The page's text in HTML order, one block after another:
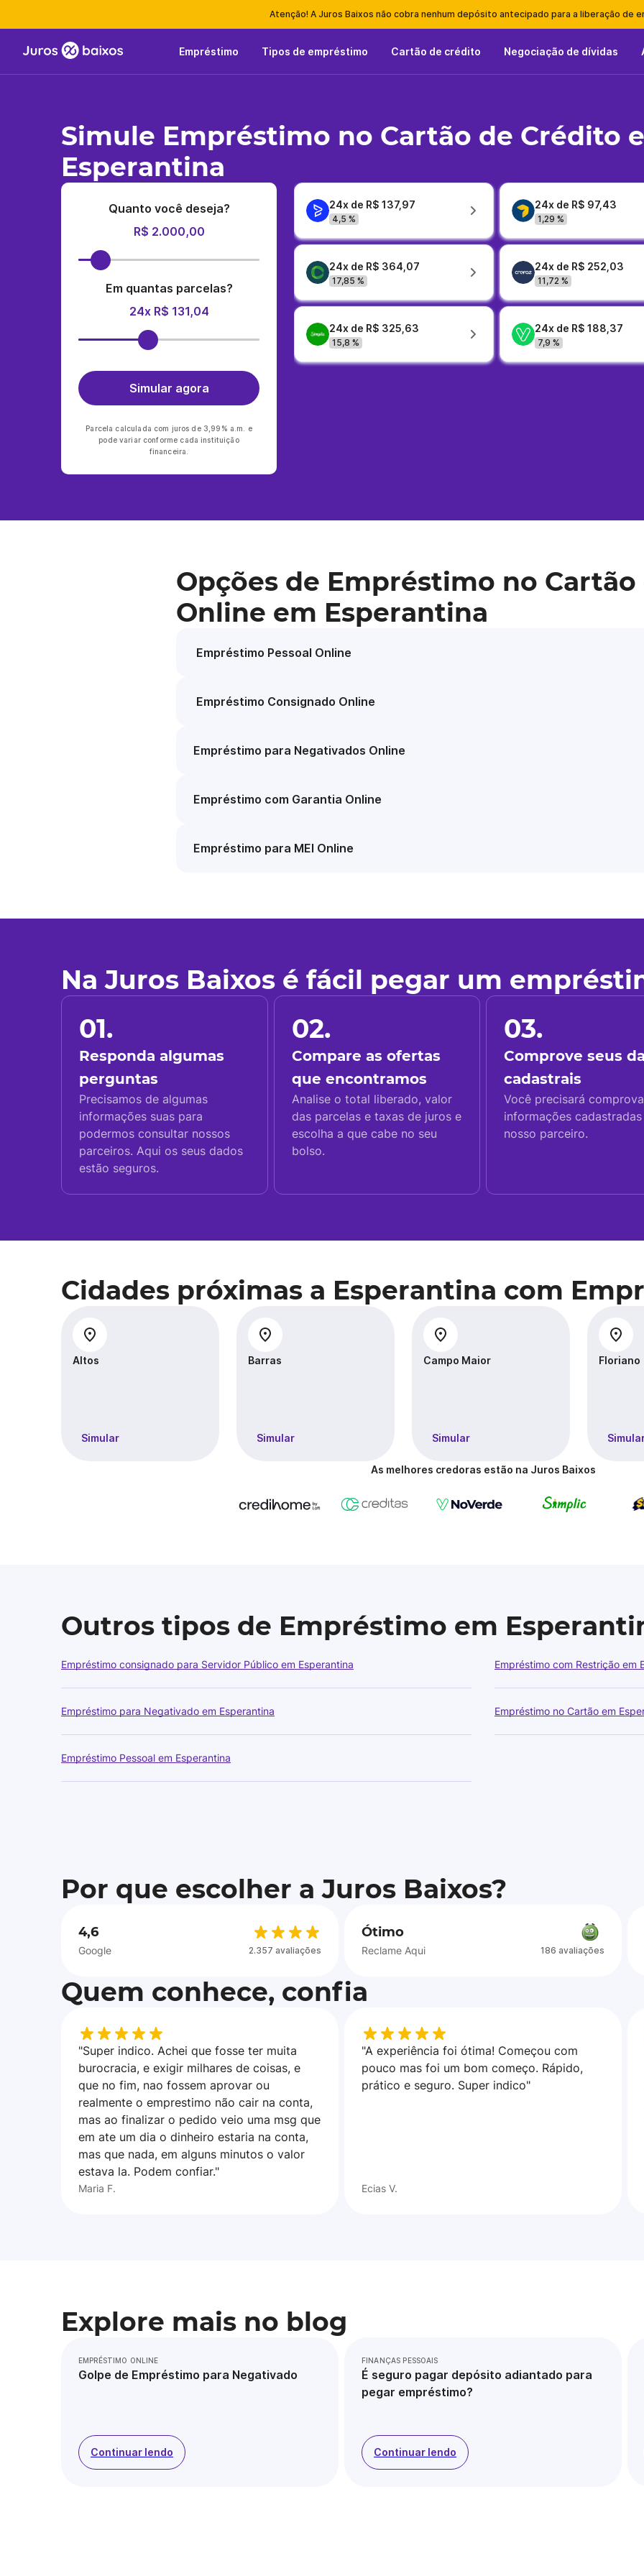
Atenção! A Juros Baixos não cobra nenhum depósito antecipado para a liberação de
Empréstimo Tipos de empréstimo Cartão de crédito Negociação de dívidas
Simule Empréstimo no Cartão de Crédito
Esperantina
Quanto você deseja?
R$ 2.000,00
Em quantas parcelas?
24x R$ 131,04
Simular agora
Parcela calculada com juros de 3,99% a.m. e
pode variar conforme cada instituição
financeira.
24x de R$ 137,97
4,5 %
24x de R$ 97,43
1,29 %
24x de R$ 364,07
17,85 %
24x de R$ 252,03
11,72 %
24x de R$ 325,63
15,8 %
24x de R$ 188,37
7,9 %
Opções de Empréstimo no
Online em Esperantina
Empréstimo Pessoal Online
Empréstimo Consignado Online
Empréstimo para Negativados Online
Empréstimo com Garantia Online
Empréstimo para MEI Online
Na Juros Baixos é fácil pegar um
01.
Responda algumas
perguntas
Precisamos de algumas
informações suas para
podermos consultar nossos
parceiros. Aqui os seus dados
estão seguros.
02.
Compare as ofertas
que encontramos
Analise o total liberado, valor
das parcelas e taxas de juros e
escolha a que cabe no seu
bolso.
03.
Comprove seus
cadastrais
Você precisará
informações
nosso parceiro.
Cidades próximas a Esperantina com
Altos
Simular
Barras
Simular
Campo Maior
Simular
Floriano
As melhores credoras estão na Juros Baixos
Outros tipos de Empréstimo em
Empréstimo consignado para Servidor Público em Esperantina Empréstimo com Restrição em
Empréstimo para Negativado em Esperantina Empréstimo no Cartão em
Empréstimo Pessoal em Esperantina
Por que escolher a Juros Baixos?
4,6
Google 2.357 avaliações
Ótimo
Reclame Aqui 186 avaliações
Quem conhece, confia
"Super indico. Achei que fosse ter muita
burocracia, e exigir milhares de coisas, e
que no fim, nao fossem aprovar ou
realmente o emprestimo não cair na conta,
mas ao finalizar o pedido veio uma msg que
em ate um dia o dinheiro estaria na conta,
mas que nada, em alguns minutos o valor
estava la. Podem confiar."
Maria F.
"A experiência foi ótima! Começou com
pouco mas foi um bom começo. Rápido,
prático e seguro. Super indico"
Ecias V.
Explore mais no blog
EMPRÉSTIMO ONLINE
Golpe de Empréstimo para Negativado
Continuar lendo
FINANÇAS PESSOAIS
É seguro pagar depósito adiantado para
pegar empréstimo?
Continuar lendo